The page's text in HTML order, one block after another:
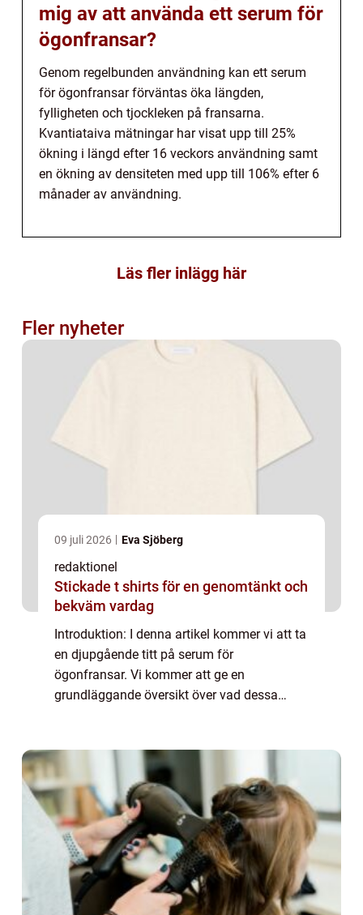
mig av att använda ett serum för
ögonfransar?
Genom regelbunden användning kan ett serum
för ögonfransar förväntas öka längden,
fylligheten och tjockleken på fransarna.
Kvantiataiva mätningar har visat upp till 25%
ökning i längd efter 16 veckors användning samt
en ökning av densiteten med upp till 106% efter 6
månader av användning.
Läs fler inlägg här
Fler nyheter
09 juli 2026 Eva Sjöberg
redaktionel
Stickade t shirts för en genomtänkt och
bekväm vardag
Introduktion: I denna artikel kommer vi att ta
en djupgående titt på serum för
ögonfransar. Vi kommer att ge en
grundläggande översikt över vad dessa
serum som är populära...